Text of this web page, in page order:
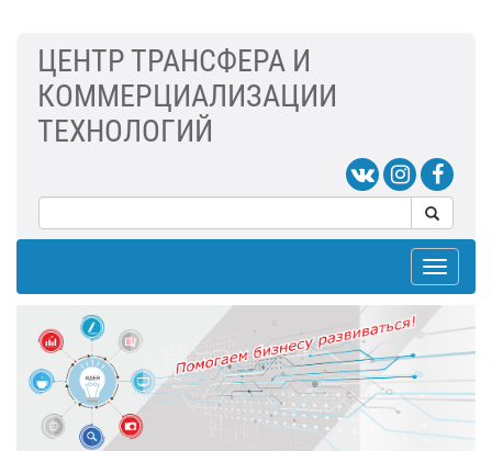
ЦЕНТР ТРАНСФЕРА И
КОММЕРЦИАЛИЗАЦИИ
ТЕХНОЛОГИЙ
Toggle